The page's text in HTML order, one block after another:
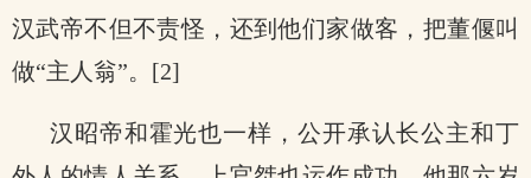
汉武帝不但不责怪，还到他们家做客，把董偃叫
做“主人翁”。[2]
汉昭帝和霍光也一样，公开承认长公主和丁